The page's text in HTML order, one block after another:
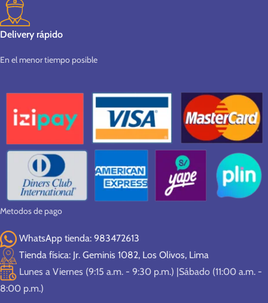
Delivery rápido
En el menor tiempo posible
Metodos de pago
WhatsApp tienda: 983472613
Tienda física: Jr. Geminis 1082, Los Olivos, Lima
Lunes a Viernes (9:15 a.m. - 9:30 p.m.) |Sábado (11:00 a.m. -
8:00 p.m.)